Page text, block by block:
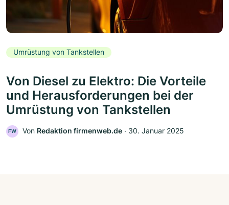
Umrüstung von Tankstellen
Von Diesel zu Elektro: Die Vorteile
und Herausforderungen bei der
Umrüstung von Tankstellen
FW Von Redaktion firmenweb.de ‧ 30. Januar 2025